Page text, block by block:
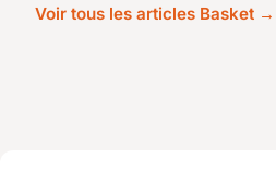
Voir tous les articles Basket →